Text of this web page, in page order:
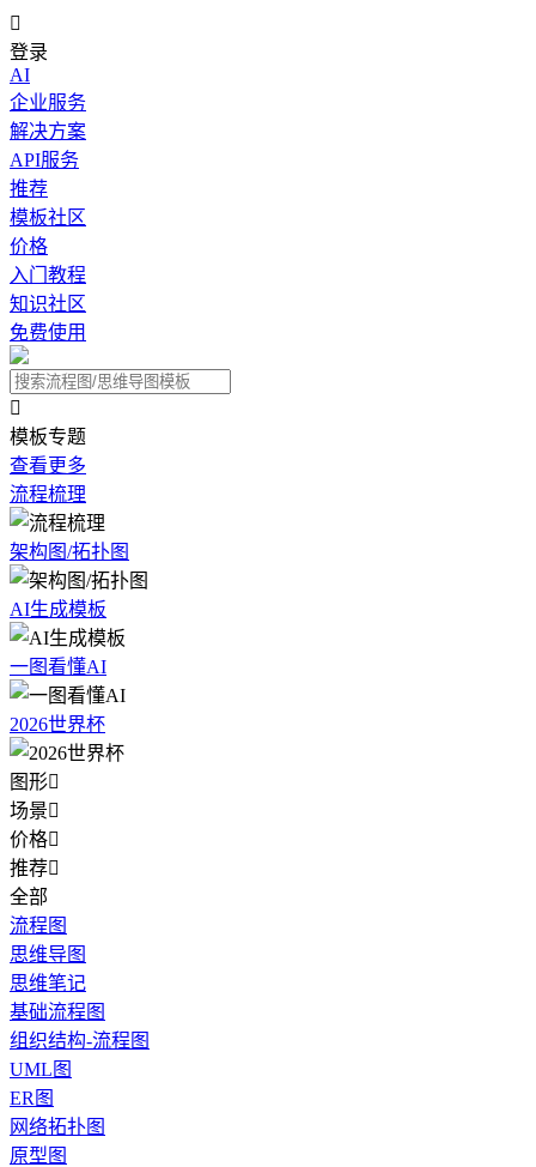

登录
AI
企业服务
解决方案
API服务
推荐
模板社区
价格
入门教程
知识社区
免费使用

模板专题
查看更多
流程梳理
架构图/拓扑图
AI生成模板
一图看懂AI
2026世界杯
图形
场景
价格
推荐
全部
流程图
思维导图
思维笔记
基础流程图
组织结构-流程图
UML图
ER图
网络拓扑图
原型图